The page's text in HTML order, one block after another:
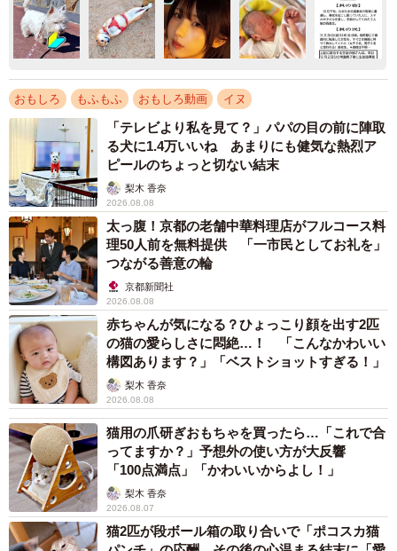
おもしろ もふもふ おもしろ動画 イヌ
「テレビより私を見て？」パパの目の前に陣取
る犬に1.4万いいね あまりにも健気な熱烈ア
ピールのちょっと切ない結末
梨木 香奈
2026.08.08
太っ腹！京都の老舗中華料理店がフルコース料
理50人前を無料提供 「一市民としてお礼を」
つながる善意の輪
京都新聞社
2026.08.08
赤ちゃんが気になる？ひょっこり顔を出す2匹
の猫の愛らしさに悶絶…！ 「こんなかわいい
構図あります？」「ベストショットすぎる！」
梨木 香奈
2026.08.08
猫用の爪研ぎおもちゃを買ったら…「これで合
ってますか？」予想外の使い方が大反響
「100点満点」「かわいいからよし！」
梨木 香奈
2026.08.07
猫2匹が段ボール箱の取り合いで「ポコスカ猫